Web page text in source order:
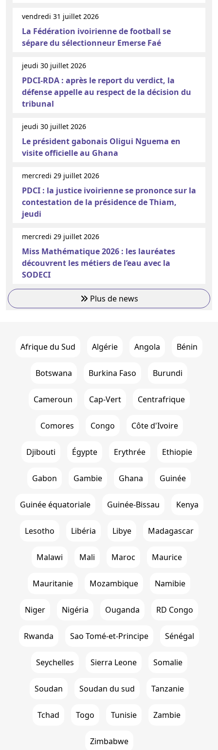
vendredi 31 juillet 2026
La Fédération ivoirienne de football se
sépare du sélectionneur Emerse Faé
jeudi 30 juillet 2026
PDCI-RDA : après le report du verdict, la
défense appelle au respect de la décision du
tribunal
jeudi 30 juillet 2026
Le président gabonais Oligui Nguema en
visite officielle au Ghana
mercredi 29 juillet 2026
PDCI : la justice ivoirienne se prononce sur la
contestation de la présidence de Thiam,
jeudi
mercredi 29 juillet 2026
Miss Mathématique 2026 : les lauréates
découvrent les métiers de l’eau avec la
SODECI
Plus de news
Afrique du Sud Algérie Angola Bénin
Botswana Burkina Faso Burundi
Cameroun Cap-Vert Centrafrique
Comores Congo Côte d'Ivoire
Djibouti Égypte Erythrée Ethiopie
Gabon Gambie Ghana Guinée
Guinée équatoriale Guinée-Bissau Kenya
Lesotho Libéria Libye Madagascar
Malawi Mali Maroc Maurice
Mauritanie Mozambique Namibie
Niger Nigéria Ouganda RD Congo
Rwanda Sao Tomé-et-Principe Sénégal
Seychelles Sierra Leone Somalie
Soudan Soudan du sud Tanzanie
Tchad Togo Tunisie Zambie
Zimbabwe